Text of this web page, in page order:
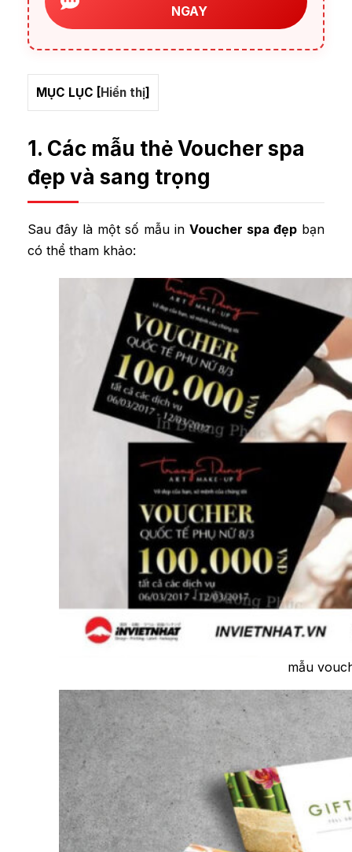
NGAY
MỤC LỤC [Hiển thị]
1. Các mẫu thẻ Voucher spa
đẹp và sang trọng
Sau đây là một số mẫu in Voucher spa đẹp bạn
có thể tham khảo:
mẫu